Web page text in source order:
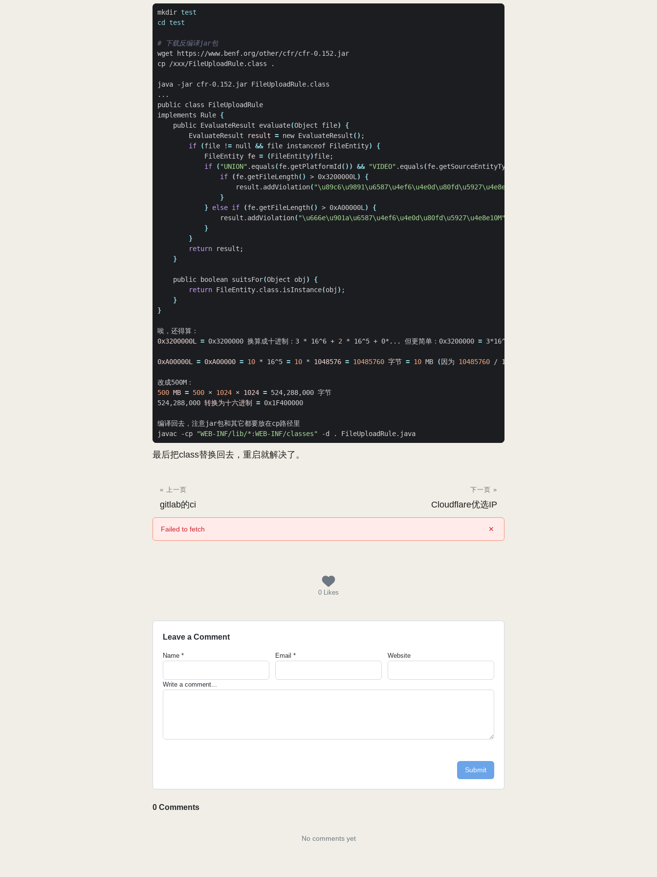
mkdir test
cd
test
# 下载反编译jar包
implements Rule {
    public EvaluateResult evaluate
(Object file)
{
        EvaluateResult
result = new EvaluateResult() ;
if
(file != null && file instanceof FileEntity)
{
            FileEntity
fe = (FileEntity)file;
if
( "UNION" .equals(fe.getPlatformId ()) && "VIDEO" .equals(fe.getSourceEntityType
if
(fe.getFileLength() > 0x3200000L )
{
                    result.addViolation
( "\u89c6\u9891\u6587\u4ef6\u4e0d\u80fd\u5927\u4e8e50M"
}
} else if (fe.getFileLength() > 0xA00000L )
{
                result.addViolation
( "\u666e\u901a\u6587\u4ef6\u4e0d\u80fd\u5927\u4e8e10M"
}
}
return result ;
}
    public boolean suitsFor
(Object obj )
{
return FileEntity.class.isInstance(obj ) ;
}
}
0x3200000L
= 0x3200000 换算成十进制：3 * 16^6 + 2 * 16^5 + 0*... 但更简单：0x3200000 = 3*16^6 + 2*16^5
0xA00000L = 0xA00000 = 10 * 16^5 = 10 * 1048576 = 10485760 字节 = 10 MB (因为 10485760 / 1048576
500 MB = 500 × 1024 × 1024 =
524,288,000 转换为十六进制 =
javac -cp
"WEB-INF/lib/*:WEB-INF/classes"
最后把class替换回去，重启就解决了。
« 上一页
gitlab的ci
下一页 »
Cloudflare优选IP